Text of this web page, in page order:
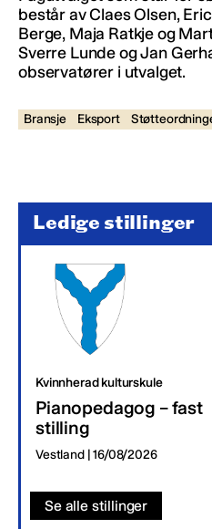
består av Claes Olsen,
Berge, Maja Ratkje og
Sverre Lunde og Jan
observatører i utvalget.
Bransje Eksport
Ledige stillinger
Kvinnherad kulturskule
Pianopedagog – fast
stilling
Vestland | 16/08/2026
Se alle stillinger